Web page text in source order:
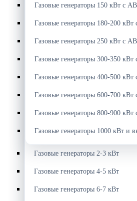
Газовые генераторы 150 кВт с
Газовые генераторы 180-200
Газовые генераторы 250 кВт с
Газовые генераторы 300-350
Газовые генераторы 400-500
Газовые генераторы 600-700
Газовые генераторы 800-900
Газовые генераторы 1000 кВт и
Газовые генераторы 2-3 кВт
Газовые генераторы 4-5 кВт
Газовые генераторы 6-7 кВт